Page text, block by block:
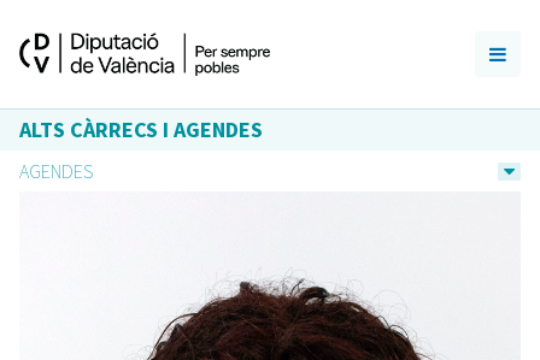
ALTS CÀRRECS I AGENDES
AGENDES